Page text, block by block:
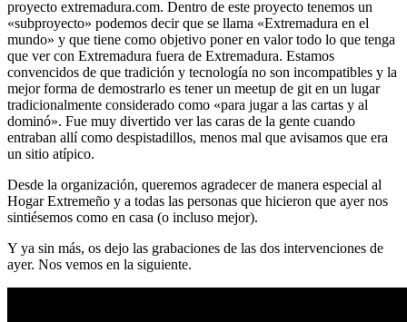
proyecto extremadura.com. Dentro de este proyecto tenemos un
«subproyecto» podemos decir que se llama «Extremadura en el
mundo» y que tiene como objetivo poner en valor todo lo que tenga
que ver con Extremadura fuera de Extremadura. Estamos
convencidos de que tradición y tecnología no son incompatibles y la
mejor forma de demostrarlo es tener un meetup de git en un lugar
tradicionalmente considerado como «para jugar a las cartas y al
dominó». Fue muy divertido ver las caras de la gente cuando
entraban allí como despistadillos, menos mal que avisamos que era
un sitio atípico.
Desde la organización, queremos agradecer de manera especial al
Hogar Extremeño y a todas las personas que hicieron que ayer nos
sintiésemos como en casa (o incluso mejor).
Y ya sin más, os dejo las grabaciones de las dos intervenciones de
ayer. Nos vemos en la siguiente.